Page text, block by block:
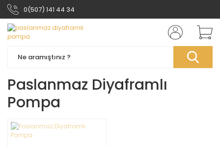
0(507) 141 44 34
Paslanmaz Diyaframlı
Pompa